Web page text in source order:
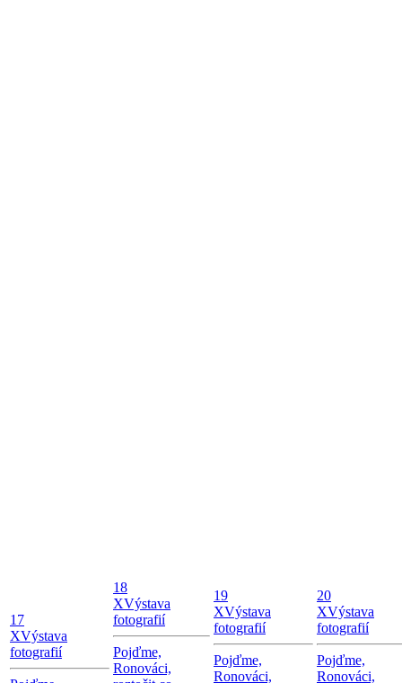
17
XVýstava
fotografií
18
XVýstava
fotografií
Pojďme,
Ronováci,
19
XVýstava
fotografií
Pojďme,
Ronováci,
20
XVýstava
fotografií
Pojďme,
Ronováci,